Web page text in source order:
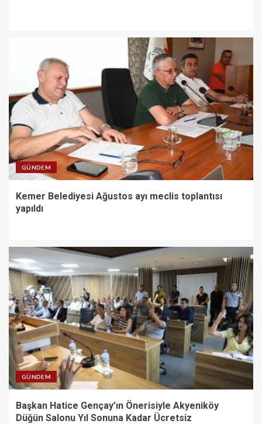
GÜNDEM
Kemer Belediyesi Ağustos ayı meclis toplantısı
yapıldı
GÜNDEM
Başkan Hatice Gençay’ın Önerisiyle Akyeniköy
Düğün Salonu Yıl Sonuna Kadar Ücretsiz